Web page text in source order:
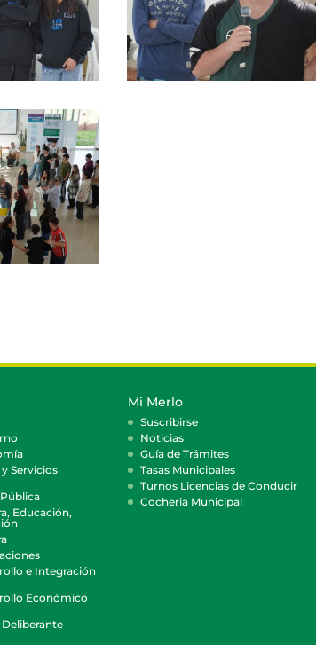
Servicios
Educación,
e Integración
Económico
Mi Merlo
Suscribirse
Noticias
Guía de Trámites
Tasas Municipales
Turnos Licencias de Conducir
Cocheria Municipal